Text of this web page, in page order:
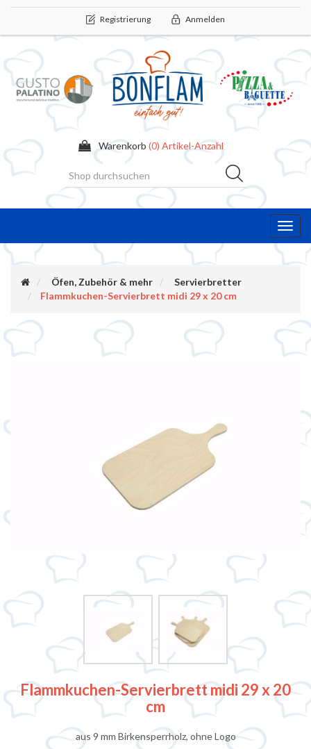
Registrierung Anmelden
Warenkorb (0) Artikel-Anzahl
Öfen, Zubehör & mehr
Servierbretter
Flammkuchen-Servierbrett midi 29 x 20 cm
Flammkuchen-Servierbrett midi 29 x 20
cm
aus 9 mm Birkensperrholz, ohne Logo